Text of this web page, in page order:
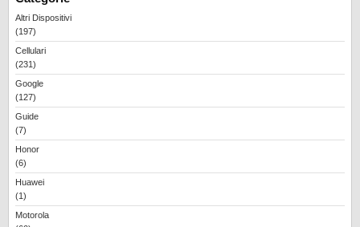
Altri Dispositivi
(197)
Cellulari
(231)
Google
(127)
Guide
(7)
Honor
(6)
Huawei
(1)
Motorola